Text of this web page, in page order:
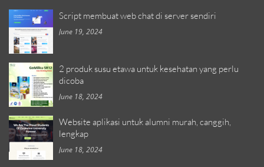
Script membuat web chat di server sendiri
June 19, 2024
2 produk susu etawa untuk kesehatan yang perlu
dicoba
June 18, 2024
Website aplikasi untuk alumni murah, canggih,
lengkap
June 18, 2024